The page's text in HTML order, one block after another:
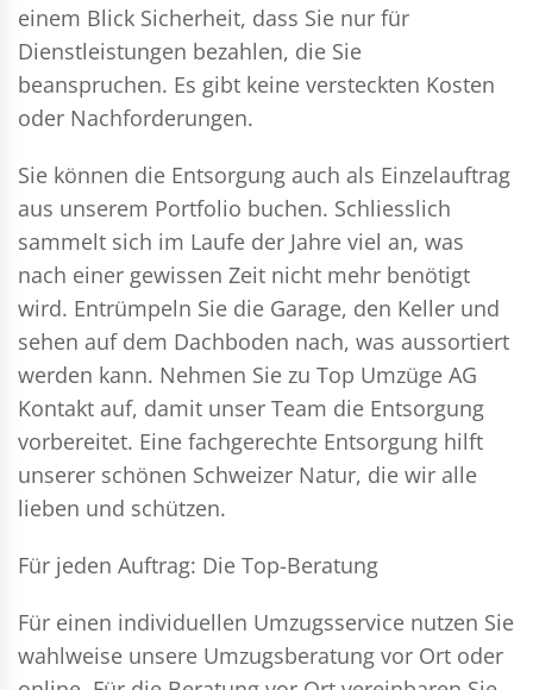
einem Blick Sicherheit, dass Sie nur für
Dienstleistungen bezahlen, die Sie
beanspruchen. Es gibt keine versteckten Kosten
oder Nachforderungen.
Sie können die Entsorgung auch als Einzelauftrag
aus unserem Portfolio buchen. Schliesslich
sammelt sich im Laufe der Jahre viel an, was
nach einer gewissen Zeit nicht mehr benötigt
wird. Entrümpeln Sie die Garage, den Keller und
sehen auf dem Dachboden nach, was aussortiert
werden kann. Nehmen Sie zu Top Umzüge AG
Kontakt auf, damit unser Team die Entsorgung
vorbereitet. Eine fachgerechte Entsorgung hilft
unserer schönen Schweizer Natur, die wir alle
lieben und schützen.
Für jeden Auftrag: Die Top-Beratung
Für einen individuellen Umzugsservice nutzen Sie
wahlweise unsere Umzugsberatung vor Ort oder